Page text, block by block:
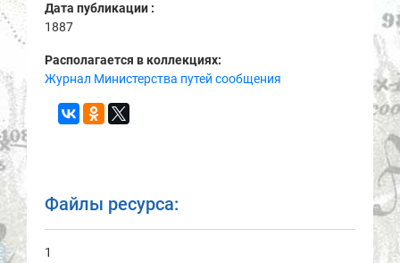
Дата публикации :
1887
Располагается в коллекциях:
Журнал Министерства путей сообщения
Файлы ресурса:
1